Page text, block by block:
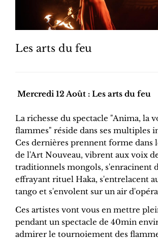
Les arts du feu
Mercredi 12 Août : Les arts du feu
La richesse du spectacle "Anima, la
flammes" réside dans ses multiples
Ces dernières prennent forme dans
de l'Art Nouveau, vibrent aux voix
traditionnels mongols, s'enracinent
effrayant rituel Haka, s'entrelacent
tango et s'envolent sur un air
Ces artistes vont vous en mettre
pendant un spectacle de 40min
admirer le tournoiement des